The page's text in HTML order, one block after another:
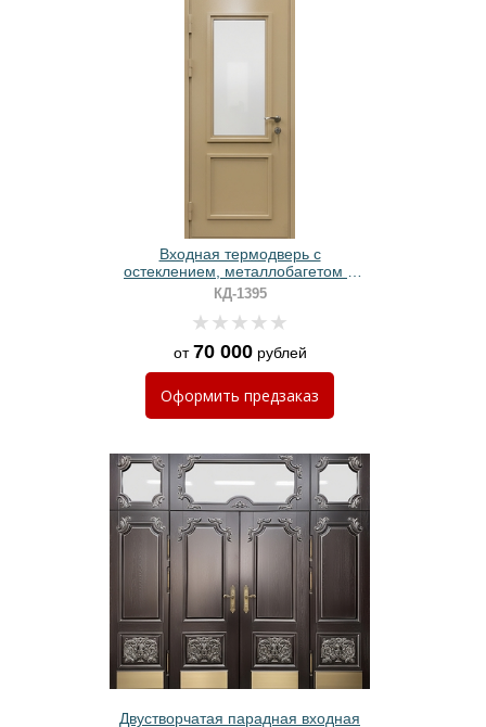
Входная термодверь с
остеклением, металлобагетом и
полимерной покраской по RAL
КД-1395
от70 000рублей
Оформить предзаказ
Двустворчатая парадная входная